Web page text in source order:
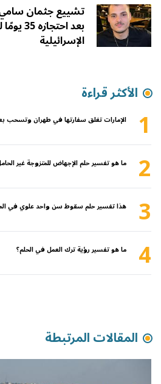
تشييع جثمان
بعد
الإسرائيلية
الأكثر قراءة
1 الإمارات تغلق سفارتها في طهران وتسحب
2 ما هو تفسير حلم الإجهاض للمتزوجة غير
3 هذا تفسير حلم سقوط سن واحد علوي في
4 ما هو تفسير رؤية ترك العمل في الحلم؟
المقالات المرتبطة